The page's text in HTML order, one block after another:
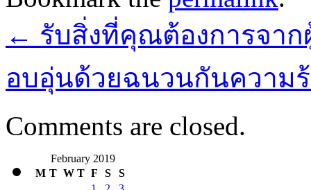
← รับสิ่งที่คุณต้องการจาก
อบอุ่นด้วยฉนวนกันความ
Comments are closed.
February 2019
M T W T F S
S